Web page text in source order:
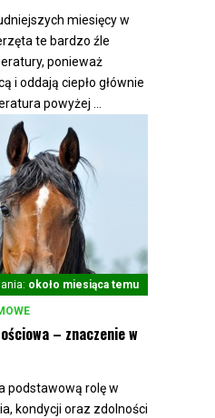
miesięcy w
te bardzo źle
ponieważ
i oddają ciepło głównie
powyżej ...
około miesiąca temu
– znaczenie w
podstawową rolę w
kondycji oraz zdolności